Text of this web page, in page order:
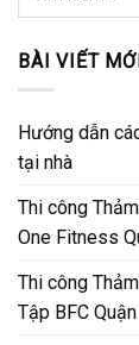
BÀI VIẾT
Hướng dẫn
tại nhà
Thi công
One Fitness
Thi công
Tập BFC Quận